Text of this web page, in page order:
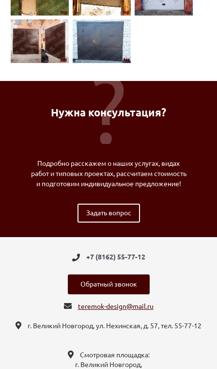
Нужна консультация?
Подробно расскажем о наших услугах, видах
работ и типовых проектах, рассчитаем стоимость
и подготовим индивидуальное предложение!
Задать вопрос
+7 (8162) 55-77-12
Обратный звонок
teremok-design@mail.ru
г. Великий Новгород, ул. Нехинская, д. 57, тел. 55-77-12
Смотровая площадка:
г. Великий Новгород,